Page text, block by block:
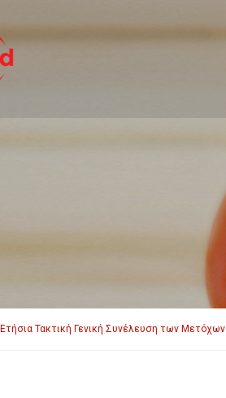
Τακτική Γενική Συνέλευση των Μετόχων